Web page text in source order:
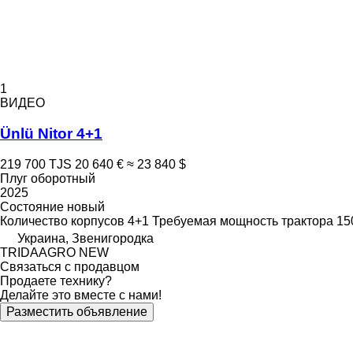
1
ВИДЕО
Ünlü Nitor 4+1
219 700 TJS 20 640 € ≈ 23 840 $
Плуг оборотный
2025
Состояние новый
Количество корпусов 4+1 Требуемая мощность трактора
Украина, Звенигородка
TRIDAAGRO NEW
Связаться с продавцом
Продаете технику?
Делайте это вместе с нами!
Разместить объявление